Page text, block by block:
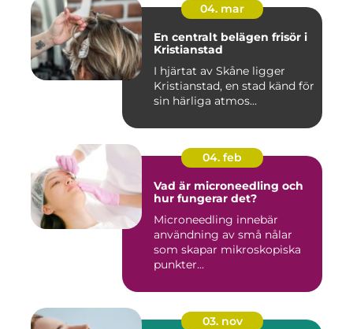
04. mar
En centralt belägen frisör i
Kristianstad
I hjärtat av Skåne ligger
Kristianstad, en stad känd för
sin härliga atmos...
04. feb
Vad är microneedling och
hur fungerar det?
Microneedling innebär
användning av små nålar
som skapar mikroskopiska
punkter...
03. nov